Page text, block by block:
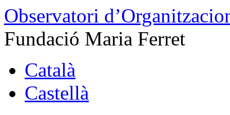
Observatori
Fundació Maria Ferret
Català
Castellà